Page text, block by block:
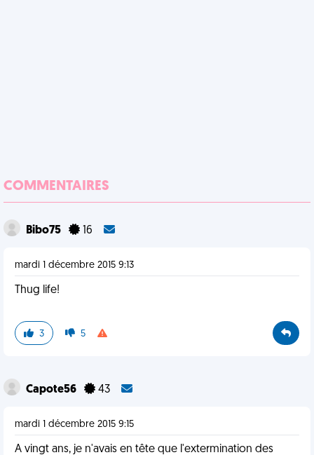
COMMENTAIRES
Bibo75 16
mardi 1 décembre 2015 9:13
Thug life!
3 5
Capote56 43
mardi 1 décembre 2015 9:15
A vingt ans, je n'avais en tête que l'extermination des